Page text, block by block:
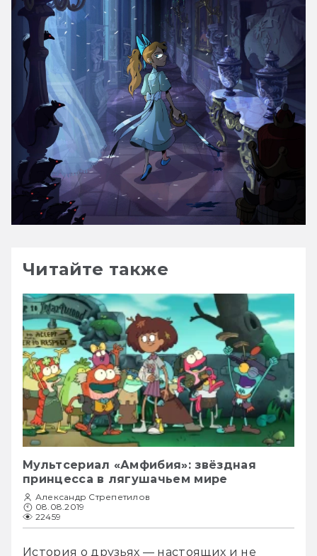
Читайте также
Мультсериал «Амфибия»: звёздная
принцесса в лягушачьем мире
Александр Стрепетилов
08.08.2019
22459
История о друзьях — настоящих и не